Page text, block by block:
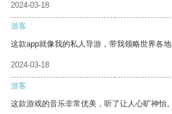
2024-03-18
游客
这款app就像我的私人导游，带我领略世界各地
2024-03-18
游客
这款游戏的音乐非常优美，听了让人心旷神怡。